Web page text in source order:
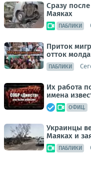
Сразу
Маяках
ПАБЛИКИ
Приток
отток
ПАБЛИКИ
Их работа
имена
ОФИЦ.
Украинцы
Маяках и
ПАБЛИКИ